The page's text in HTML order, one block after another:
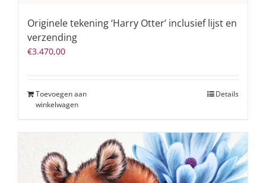
Originele tekening ‘Harry Otter’ inclusief lijst en
verzending
€3.470,00
Toevoegen aan
winkelwagen
Details